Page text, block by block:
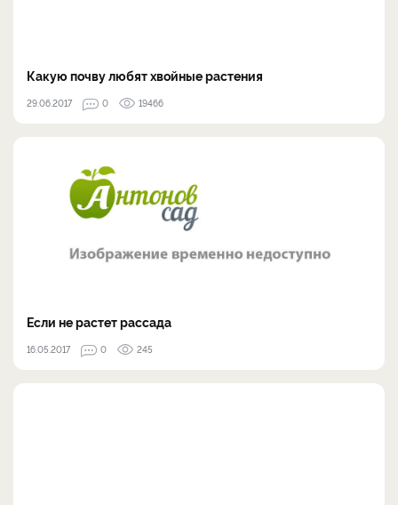
Какую почву любят хвойные растения
29.06.2017 0 19466
Если не растет рассада
16.05.2017 0 245